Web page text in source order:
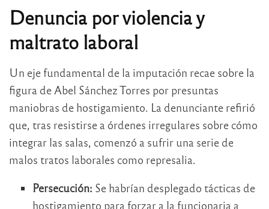
Denuncia por violencia y
maltrato laboral
Un eje fundamental de la imputación recae sobre la
figura de Abel Sánchez Torres por presuntas
maniobras de hostigamiento. La denunciante refirió
que, tras resistirse a órdenes irregulares sobre cómo
integrar las salas, comenzó a sufrir una serie de
malos tratos laborales como represalia.
Persecución: Se habrían desplegado tácticas de
hostigamiento para forzar a la funcionaria a